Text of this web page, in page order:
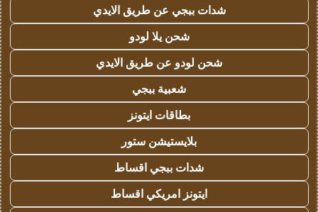
شدات ببجي عن طريق الايدي
شحن يلا لودو
شحن لودو عن طريق الايدي
شعبية ببجي
بطاقات ايتونز
بلايستيشن ستور
شدات ببجي اقساط
ايتونز امريكي اقساط